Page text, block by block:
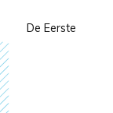
De Eerste